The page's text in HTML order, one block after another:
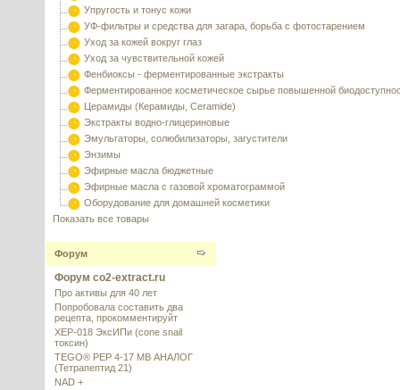
Упругость и тонус кожи
УФ-фильтры и средства для загара, борьба с фотостарением
Уход за кожей вокруг глаз
Уход за чувствительной кожей
Фенбиоксы - ферментированные экстракты
Ферментированное косметическое сырье повышенной
Церамиды (Керамиды, Ceramide)
Экстракты водно-глицериновые
Эмульгаторы, солюбилизаторы, загустители
Энзимы
Эфирные масла бюджетные
Эфирные масла с газовой хроматограммой
Оборудование для домашней косметики
Показать все товары
Форум
Форум co2-extract.ru
Про активы для 40 лет
Попробовала составить два
рецепта, прокомментируйт
XEP-018 ЭксИПи (cone snail
токсин)
TEGO® PEP 4-17 MB АНАЛОГ
(Тетрапептид 21)
NAD +